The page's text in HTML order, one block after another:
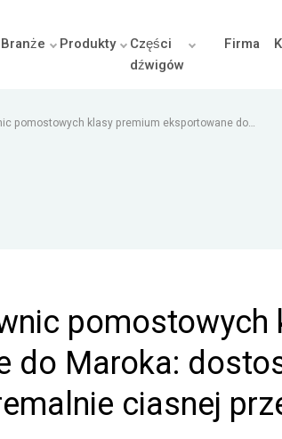
Branże Produkty
Części
dźwigów
Firma
pomostowych klasy premium eksportowane do
pomostowych
do Maroka:
ciasnej